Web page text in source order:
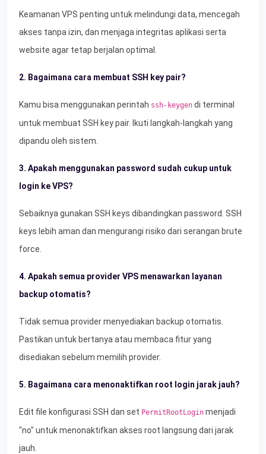
Keamanan VPS penting untuk melindungi data, mencegah
akses tanpa izin, dan menjaga integritas aplikasi serta
website agar tetap berjalan optimal.
2. Bagaimana cara membuat SSH key pair?
Kamu bisa menggunakan perintah ssh-keygen di terminal
untuk membuat SSH key pair. Ikuti langkah-langkah yang
dipandu oleh sistem.
3. Apakah menggunakan password sudah cukup untuk
login ke VPS?
Sebaiknya gunakan SSH keys dibandingkan password. SSH
keys lebih aman dan mengurangi risiko dari serangan brute
force.
4. Apakah semua provider VPS menawarkan layanan
backup otomatis?
Tidak semua provider menyediakan backup otomatis.
Pastikan untuk bertanya atau membaca fitur yang
disediakan sebelum memilih provider.
5. Bagaimana cara menonaktifkan root login jarak jauh?
Edit file konfigurasi SSH dan set PermitRootLogin menjadi
"no" untuk menonaktifkan akses root langsung dari jarak
jauh.